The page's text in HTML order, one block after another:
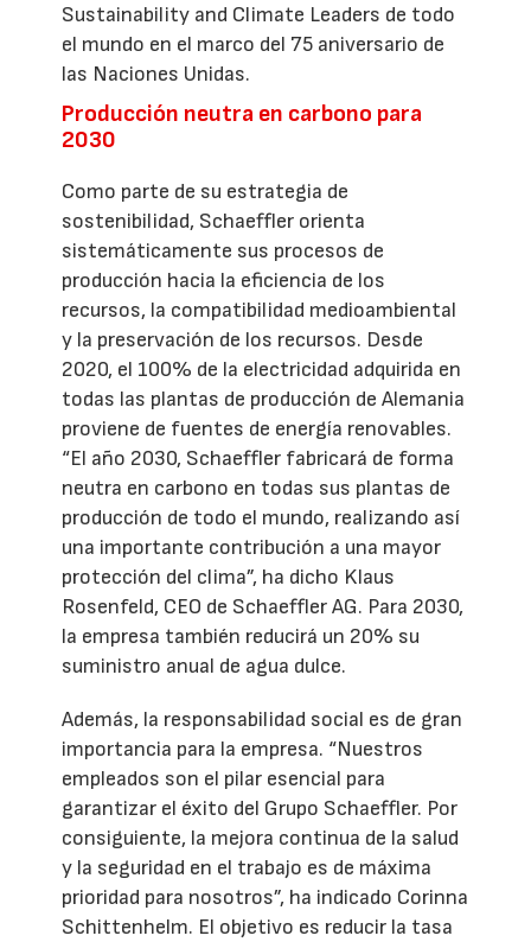
Sustainability and Climate Leaders de todo
el mundo en el marco del 75 aniversario de
las Naciones Unidas.
Producción neutra en carbono para
2030
Como parte de su estrategia de
sostenibilidad, Schaeffler orienta
sistemáticamente sus procesos de
producción hacia la eficiencia de los
recursos, la compatibilidad medioambiental
y la preservación de los recursos. Desde
2020, el 100% de la electricidad adquirida en
todas las plantas de producción de Alemania
proviene de fuentes de energía renovables.
“El año 2030, Schaeffler fabricará de forma
neutra en carbono en todas sus plantas de
producción de todo el mundo, realizando así
una importante contribución a una mayor
protección del clima”, ha dicho Klaus
Rosenfeld, CEO de Schaeffler AG. Para 2030,
la empresa también reducirá un 20% su
suministro anual de agua dulce.
Además, la responsabilidad social es de gran
importancia para la empresa. “Nuestros
empleados son el pilar esencial para
garantizar el éxito del Grupo Schaeffler. Por
consiguiente, la mejora continua de la salud
y la seguridad en el trabajo es de máxima
prioridad para nosotros”, ha indicado Corinna
Schittenhelm. El objetivo es reducir la tasa